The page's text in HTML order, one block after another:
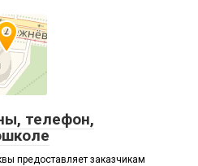
телефон,
предоставляет заказчикам